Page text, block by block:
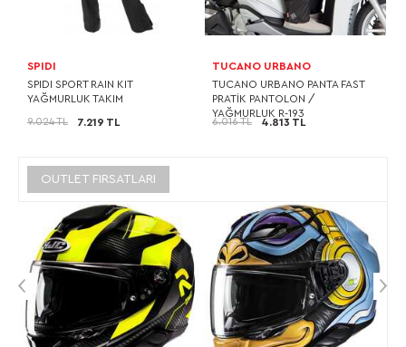
SPIDI
SPIDI SPORT RAIN KIT
YAĞMURLUK TAKIM
9.024 TL 7.219 TL
TUCANO URBANO
TUCANO URBANO PANTA FAST
PRATİK PANTOLON /
YAĞMURLUK R-193
6.016 TL 4.813 TL
OUTLET FIRSATLARI